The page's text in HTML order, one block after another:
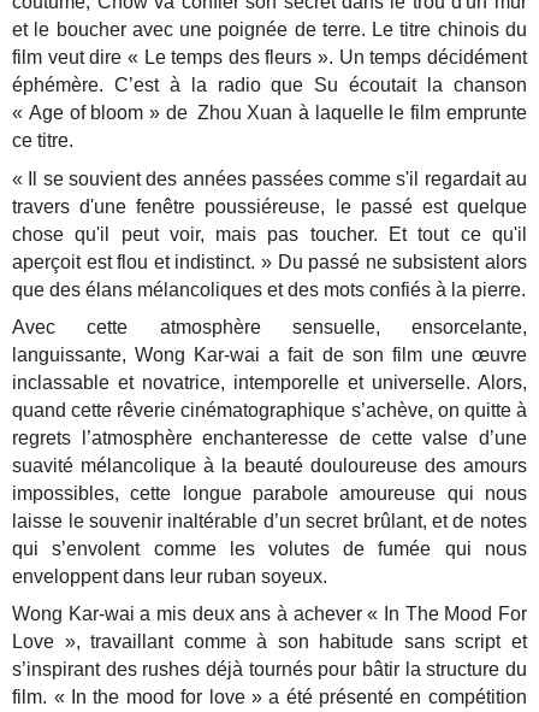
et le boucher avec une poignée de terre. Le titre chinois du
film veut dire « Le temps des fleurs ». Un temps décidément
éphémère. C’est à la radio que Su écoutait la chanson
« Age of bloom » de Zhou Xuan à laquelle le film emprunte
ce titre.
« Il se souvient des années passées comme s'il regardait au
travers d'une fenêtre poussiéreuse, le passé est quelque
chose qu'il peut voir, mais pas toucher. Et tout ce qu'il
aperçoit est flou et indistinct. » Du passé ne subsistent alors
que des élans mélancoliques et des mots confiés à la pierre.
Avec cette atmosphère sensuelle, ensorcelante,
languissante, Wong Kar-wai a fait de son film une œuvre
inclassable et novatrice, intemporelle et universelle. Alors,
quand cette rêverie cinématographique s’achève, on quitte à
regrets l’atmosphère enchanteresse de cette valse d’une
suavité mélancolique à la beauté douloureuse des amours
impossibles, cette longue parabole amoureuse qui nous
laisse le souvenir inaltérable d’un secret brûlant, et de notes
qui s’envolent comme les volutes de fumée qui nous
enveloppent dans leur ruban soyeux.
Wong Kar-wai a mis deux ans à achever « In The Mood For
Love », travaillant comme à son habitude sans script et
s’inspirant des rushes déjà tournés pour bâtir la structure du
film. « In the mood for love » a été présenté en compétition